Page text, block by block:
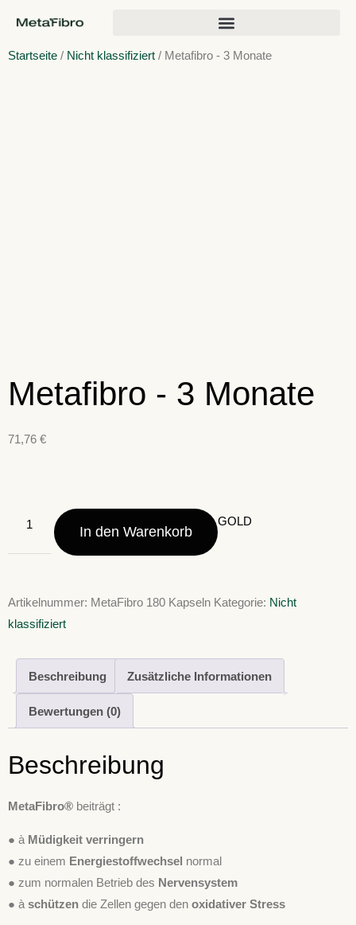
Startseite / Nicht klassifiziert / Metafibro - 3 Monate
Metafibro - 3 Monate
71,76 €
In den Warenkorb
GOLD
Artikelnummer: MetaFibro 180 Kapseln Kategorie: Nicht
klassifiziert
Beschreibung Zusätzliche Informationen
Bewertungen (0)
Beschreibung
MetaFibro® beiträgt :
● à Müdigkeit verringern
● zu einem Energiestoffwechsel normal
● zum normalen Betrieb des Nervensystem
● à schützen die Zellen gegen den oxidativer Stress